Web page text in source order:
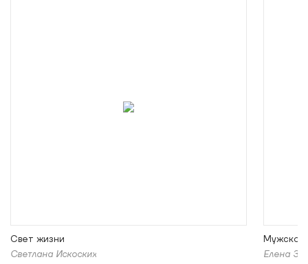
Свет жизни
Светлана Искоских
Мужской
Елена